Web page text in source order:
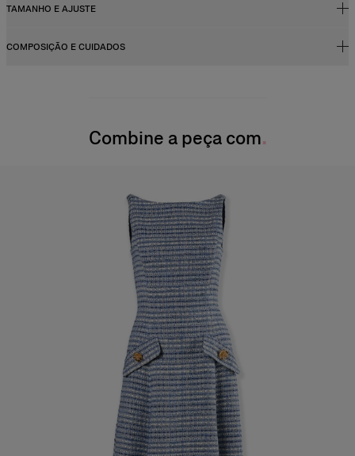
TAMANHO E AJUSTE
Corpete justo, saia mídi evasê
COMPOSIÇÃO E CUIDADOS
Lave somente a secoCombine a peça com